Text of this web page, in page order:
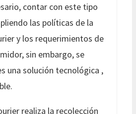
contar con este tipo
las políticas de la
y los requerimientos de
sin embargo, se
una solución tecnológica ,
realiza la recolección